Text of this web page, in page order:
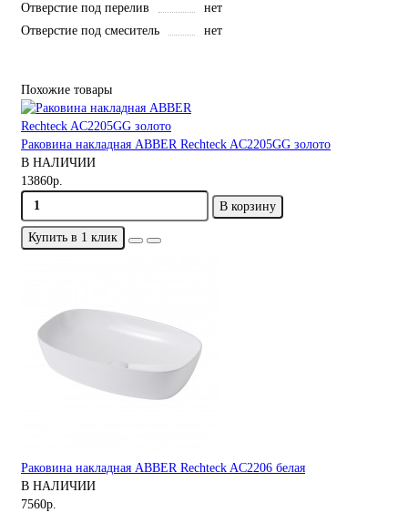
Отверстие под перелив
нет
Отверстие под смеситель
нет
Похожие товары
Раковина накладная ABBER Rechteck AC2205GG золото
В НАЛИЧИИ
13860р.
В корзину
Купить в 1 клик
Раковина накладная ABBER Rechteck AC2206 белая
В НАЛИЧИИ
7560р.